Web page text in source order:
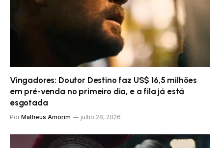
Vingadores: Doutor Destino faz US$ 16,5 milhões
em pré-venda no primeiro dia, e a fila já está
esgotada
Por Matheus Amorim julho 28, 2026